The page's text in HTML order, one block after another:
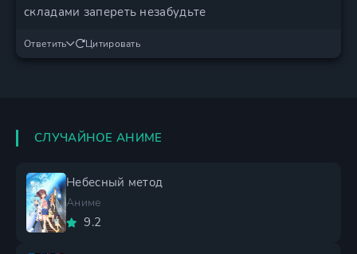
складами запереть незабудьте
Ответить Цитировать
СЛУЧАЙНОЕ АНИМЕ
Небесный метод
Аниме
9.2